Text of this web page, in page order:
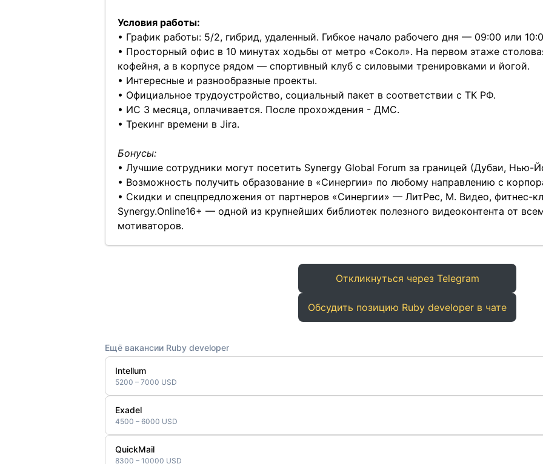
Условия работы:
• График работы: 5/2, гибрид, удаленный. Гибкое начало рабочего дня — 09:00 или
• Просторный офис в 10 минутах ходьбы от метро «Сокол». На первом этаже
кофейня, а в корпусе рядом — спортивный клуб с силовыми тренировками и йогой.
• Интересные и разнообразные проекты.
• Официальное трудоустройство, социальный пакет в соответствии с ТК РФ.
• ИС 3 месяца, оплачивается. После прохождения - ДМС.
• Трекинг времени в Jira.
Бонусы:
• Лучшие сотрудники могут посетить Synergy Global Forum за границей (Дубаи, Нью-
• Возможность получить образование в «Синергии» по любому направлению с
• Скидки и спецпредложения от партнеров «Синергии» — ЛитРес, М. Видео, фитнес-
Synergy.Online16+ — одной из крупнейших библиотек полезного видеоконтента от
мотиваторов.
Откликнуться через Telegram
Обсудить позицию Ruby developer в чате
Ещё вакансии Ruby developer
Intellum
5200 – 7000 USD
Exadel
4500 – 6000 USD
QuickMail
8300 – 10000 USD